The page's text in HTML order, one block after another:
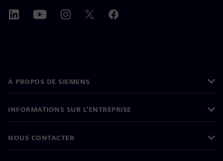
À PROPOS DE SIEMENS
INFORMATIONS SUR L'ENTREPRISE
NOUS CONTACTER